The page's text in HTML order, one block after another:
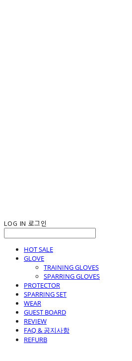
LOG IN 로그인
HOT SALE
GLOVE
TRAINING GLOVES
SPARRING GLOVES
PROTECTOR
SPARRING SET
WEAR
GUEST BOARD
REVIEW
FAQ & 공지사항
REFURB